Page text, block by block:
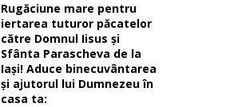
Rugăciune mare pentru
iertarea tuturor păcatelor
către Domnul Iisus şi
Sfânta Parascheva de la
Iaşi! Aduce binecuvântarea
şi ajutorul lui Dumnezeu în
casa ta: